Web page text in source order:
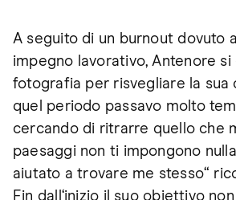
A seguito di un burnout dovuto
impegno lavorativo, Antenore si
fotografia per risvegliare la sua
quel periodo passavo molto
cercando di ritrarre quello che
paesaggi non ti impongono
aiutato a trovare me stesso“
Fin dall‘inizio il suo obiettivo